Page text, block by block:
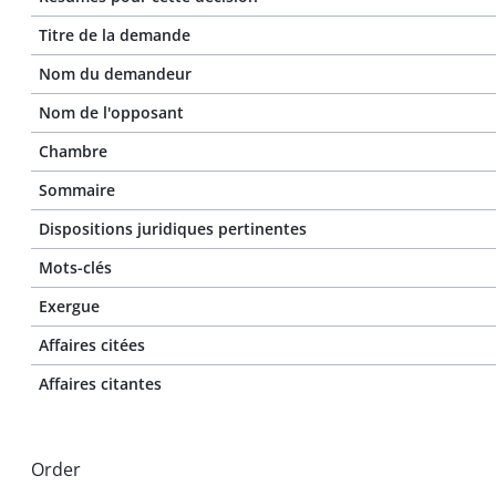
Titre de la demande
Nom du demandeur
Nom de l'opposant
Chambre
Sommaire
Dispositions juridiques pertinentes
Mots-clés
Exergue
Affaires citées
Affaires citantes
Order